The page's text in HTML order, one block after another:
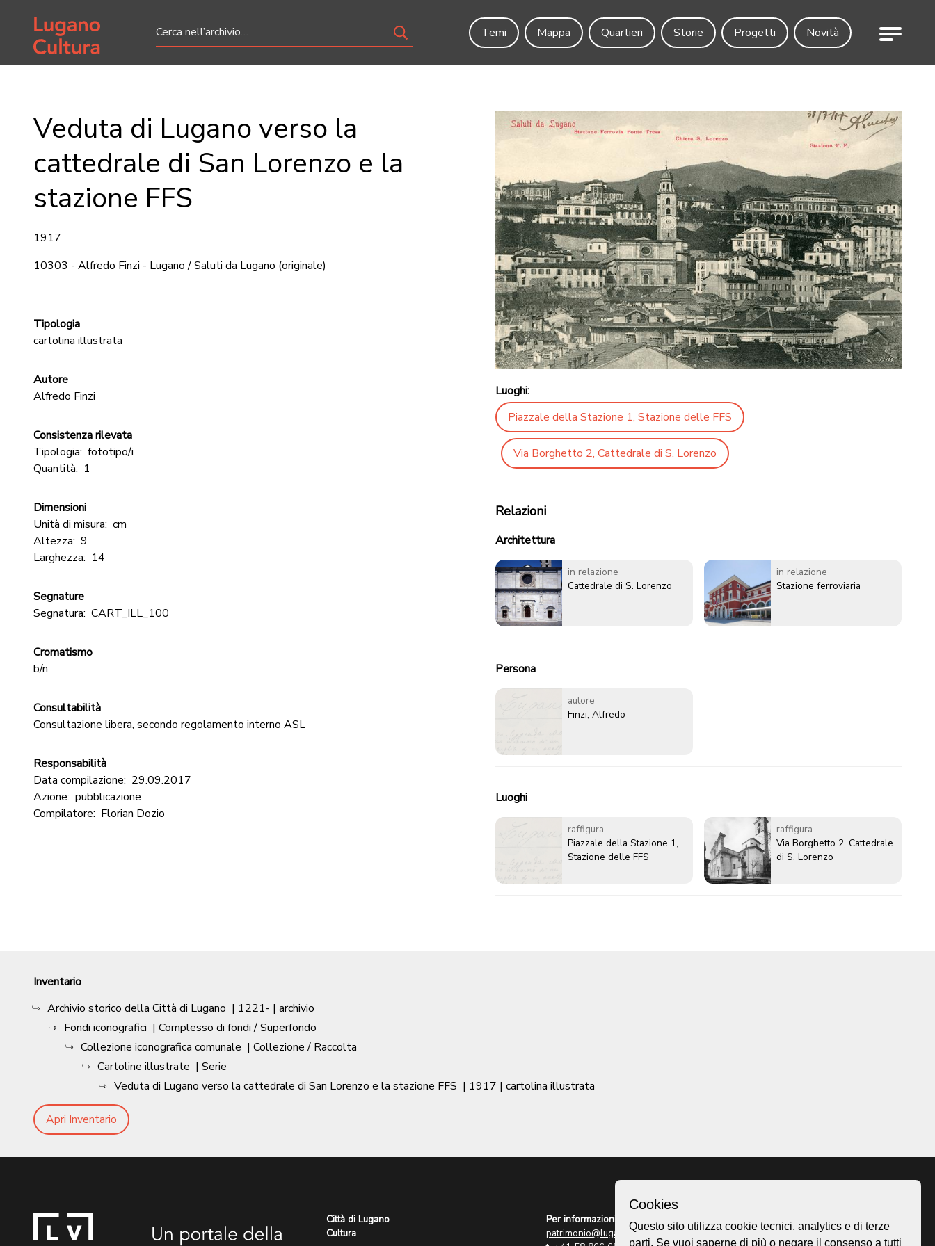
Home page
Temi
Mappa Quartieri Storie Progetti Novità Menu
Veduta di Lugano verso la
cattedrale di San Lorenzo e la
stazione FFS
1917
10303 - Alfredo Finzi - Lugano / Saluti da Lugano (originale)
Tipologia
cartolina illustrata
Autore
Alfredo Finzi
Consistenza rilevata
Tipologia: fototipo/i
Quantità: 1
Dimensioni
Unità di misura: cm
Altezza: 9
Larghezza: 14
Segnature
Segnatura: CART_ILL_100
Cromatismo
b/n
Consultabilità
Consultazione libera, secondo regolamento interno ASL
Responsabilità
Data compilazione: 29.09.2017
Azione: pubblicazione
Compilatore: Florian Dozio
Luoghi:
Piazzale della Stazione 1, Stazione delle FFS
Via Borghetto 2, Cattedrale di S. Lorenzo
Relazioni
Architettura
in relazione
Cattedrale di S. Lorenzo
in relazione
Stazione ferroviaria
Persona
autore
Finzi, Alfredo
Luoghi
raffigura
Piazzale della Stazione 1,
Stazione delle FFS
raffigura
Via Borghetto 2, Cattedrale
di S. Lorenzo
Inventario
Archivio storico della Città di Lugano | 1221- | archivio
Fondi iconografici | Complesso di fondi / Superfondo
Collezione iconografica comunale | Collezione / Raccolta
Cartoline illustrate | Serie
Veduta di Lugano verso la cattedrale di San Lorenzo e la stazione FFS | 1917 | cartolina illustrata
Apri Inventario
Città di Lugano
Cultura
Per informazioni:
patrimonio@lugano.ch
Homepage
Cookies
Questo sito utilizza cookie tecnici, analytics e di terze
parti. Se vuoi saperne di più o negare il consenso a tutti